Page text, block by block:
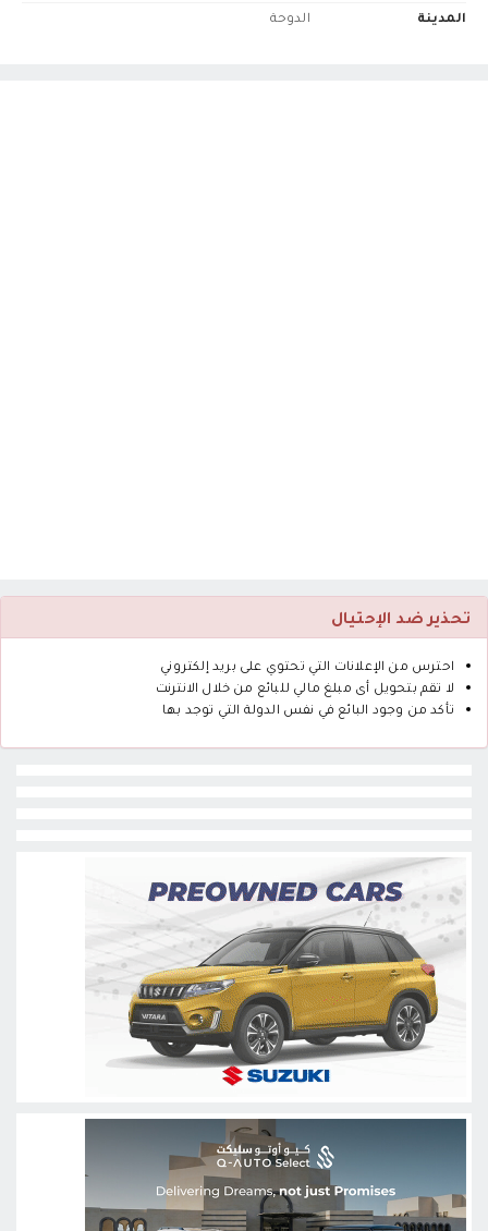
المدينة الدوحة
تحذير ضد الإحتيال
احترس من الإعلانات التي تحتوي على بريد إلكتروني
لا تقم بتحويل أى مبلغ مالي للبائع من خلال الانترنت
تأكد من وجود البائع في نفس الدولة التي توجد بها